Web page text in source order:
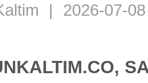
| 2026-07-08